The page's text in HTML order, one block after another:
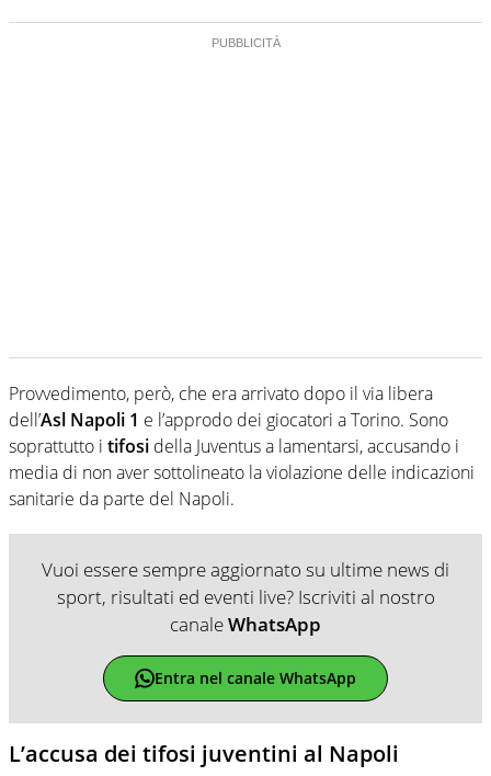
Provvedimento, però, che era arrivato dopo il via libera
dell’Asl Napoli 1 e l’approdo dei giocatori a Torino. Sono
soprattutto i tifosi della Juventus a lamentarsi, accusando i
media di non aver sottolineato la violazione delle indicazioni
sanitarie da parte del Napoli.
Vuoi essere sempre aggiornato su ultime news di
sport, risultati ed eventi live? Iscriviti al nostro
canaleWhatsApp
Entra nel canale WhatsApp
L’accusa dei tifosi juventini al Napoli